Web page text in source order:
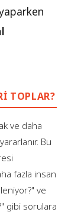
TOPLAR?
ve daha
Bu
fazla insan
ve
gibi sorulara